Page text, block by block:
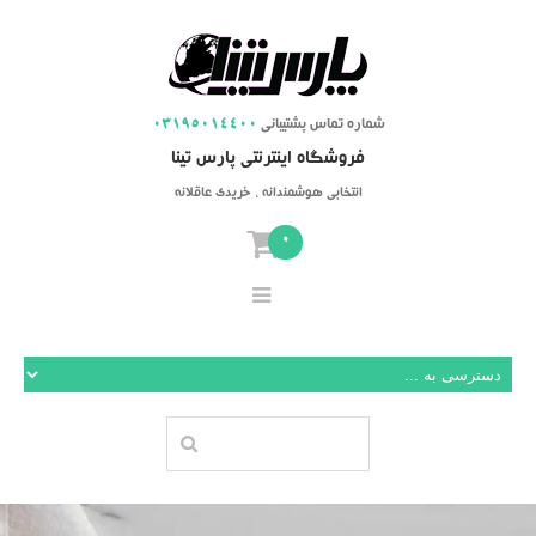
03195014400 شماره تماس پشتیبانی
فروشگاه اینترنتی پارس تینا
انتخابی هوشمندانه ، خریدی عاقلانه
0